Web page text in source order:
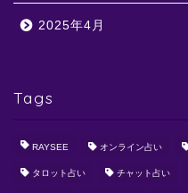
2025年4月
Tags
RAYSEE オンライン占い
タロット占い チャット占い